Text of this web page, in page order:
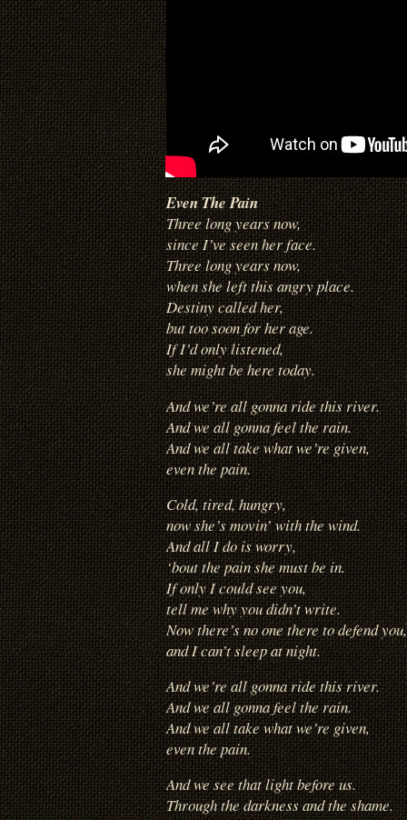
Even The Pain
Three long years now,
since I’ve seen her face.
Three long years now,
when she left this angry place.
Destiny called her,
but too soon for her age.
If I’d only listened,
she might be here today.
And we’re all gonna ride this river.
And we all gonna feel the rain.
And we all take what we’re given,
even the pain.
Cold, tired, hungry,
now she’s movin’ with the wind.
And all I do is worry,
‘bout the pain she must be in.
If only I could see you,
tell me why you didn’t write.
Now there’s no one there to defend you,
and I can’t sleep at night.
And we’re all gonna ride this river.
And we all gonna feel the rain.
And we all take what we’re given,
even the pain.
And we see that light before us.
Through the darkness and the shame.